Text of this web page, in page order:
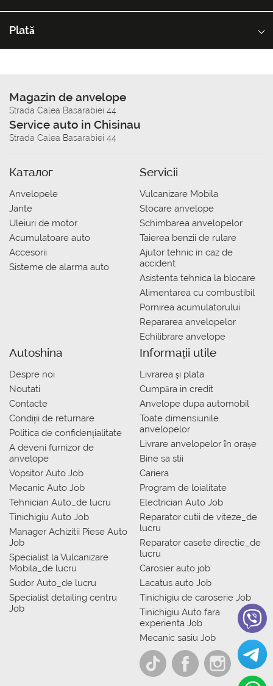
Plată
Magazin de anvelope
Strada Calea Basarabiei 44
Service auto in Chisinau
Strada Calea Basarabiei 44
Каталог
Anvelopele
Jante
Uleiuri de motor
Acumulatoare auto
Accesorii
Sisteme de alarma auto
Servicii
Vulcanizare Mobila
Stocare anvelope
Schimbarea anvelopelor
Taierea benzii de rulare
Ajutor tehnic in caz de
accident
Asistenta tehnica la blocare
Alimentarea cu combustibil
Pornirea acumulatorului
Repararea anvelopelor
Echilibrare anvelope
Autoshina
Despre noi
Noutati
Contacte
Condiții de returnare
Politica de confidențialitate
A deveni furnizor de
anvelope
Vopsitor Auto Job
Mecanic Auto Job
Tehnician Auto_de lucru
Tinichigiu Auto Job
Manager Achizitii Piese Auto
Job
Specialist la Vulcanizare
Mobila_de lucru
Sudor Auto_de lucru
Specialist detailing centru
Job
Informații utile
Livrarea şi plata
Сumpăra in credit
Anvelope dupa automobil
Toate dimensiunile
anvelopelor
Livrare anvelopelor în orașe
Bine sa stii
Cariera
Program de loialitate
Electrician Auto Job
Reparator cutii de viteze_de
lucru
Reparator casete directie_de
lucru
Carosier auto job
Lacatus auto Job
Tinichigiu de caroserie Job
Tinichigiu Auto fara
experienta Job
Mecanic sasiu Job